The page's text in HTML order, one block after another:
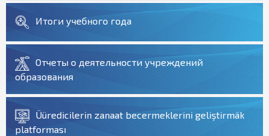
Итоги учебного года
Отчеты о деятельности учреждений
образования
Üüredicilerin zanaat becermeklerini geliştirmäk
platforması